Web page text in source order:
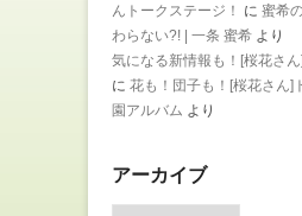
んトークステージ！
に 蜜希
わらない?! | 一条 蜜希 より
気になる新情報も！[桜花さ
に 花も！団子も！[桜花さん]
園アルバム より
アーカイブ